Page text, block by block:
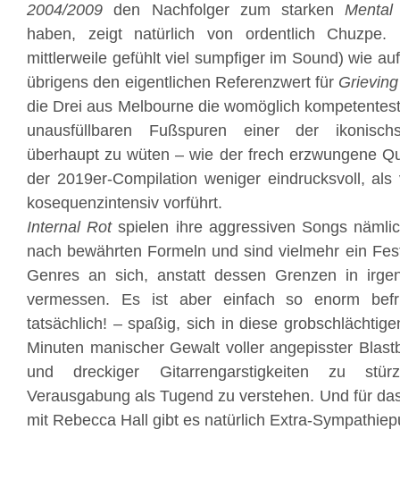
2004/2009 den Nachfolger zum starken
haben, zeigt natürlich von ordentlich
mittlerweile gefühlt viel sumpfiger im Sound) wie
übrigens den eigentlichen Referenzwert für
die Drei aus Melbourne die womöglich
unausfüllbaren Fußspuren einer der
überhaupt zu wüten – wie der frech erzwungene
der 2019er-Compilation weniger eindrucksvoll,
kosequenzintensiv vorführt.
Internal Rotspielen ihre aggressiven Songs
nach bewährten Formeln und sind vielmehr ein
Genres an sich, anstatt dessen Grenzen in
vermessen. Es ist aber einfach so enorm
tatsächlich! – spaßig, sich in diese
Minuten manischer Gewalt voller angepisster
und dreckiger Gitarrengarstigkeiten zu
Verausgabung als Tugend zu verstehen. Und für
mit Rebecca Hall gibt es natürlich Extra-